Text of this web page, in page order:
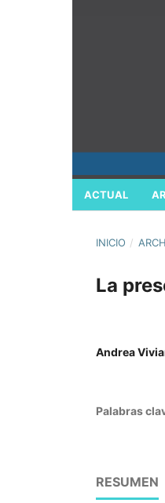
ACTUAL
INICIO /
La
Andrea
Palabras
RESUMEN